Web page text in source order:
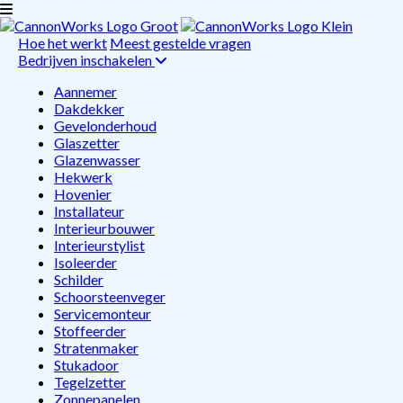
Hoe het werkt Meest gestelde vragen
Bedrijven inschakelen
Aannemer
Dakdekker
Gevelonderhoud
Glaszetter
Glazenwasser
Hekwerk
Hovenier
Installateur
Interieurbouwer
Interieurstylist
Isoleerder
Schilder
Schoorsteenveger
Servicemonteur
Stoffeerder
Stratenmaker
Stukadoor
Tegelzetter
Zonnepanelen